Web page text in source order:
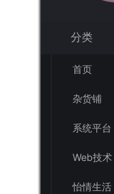
分类
首页
杂货铺
系统平台
Web技术
怡情生活
分类
首页
杂货铺
系统平台
Web技术
怡情生活